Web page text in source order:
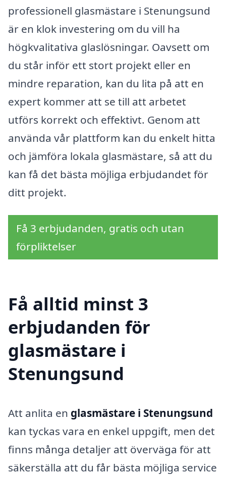
professionell glasmästare i Stenungsund
är en klok investering om du vill ha
högkvalitativa glaslösningar. Oavsett om
du står inför ett stort projekt eller en
mindre reparation, kan du lita på att en
expert kommer att se till att arbetet
utförs korrekt och effektivt. Genom att
använda vår plattform kan du enkelt hitta
och jämföra lokala glasmästare, så att du
kan få det bästa möjliga erbjudandet för
ditt projekt.
Få 3 erbjudanden, gratis och utan
förpliktelser
Få alltid minst 3
erbjudanden för
glasmästare i
Stenungsund
Att anlita en glasmästare i Stenungsund
kan tyckas vara en enkel uppgift, men det
finns många detaljer att överväga för att
säkerställa att du får bästa möjliga service